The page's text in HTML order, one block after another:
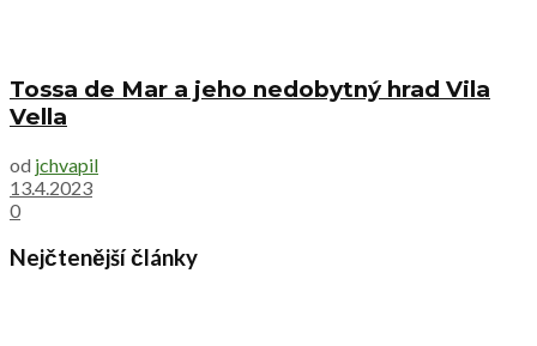
Tossa de Mar a jeho nedobytný hrad Vila
Vella
od jchvapil
13.4.2023
0
Nejčtenější články